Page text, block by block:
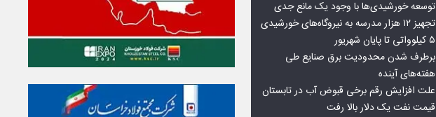
توسعه خورشیدی‌ها با وجود یک مانع جدی
تجهیز ۱۲ هزار مدرسه به نیروگاه‌های خورشیدی
۵ کیلوواتی تا پایان شهریور
برطرف شدن محدودیت‌ برق صنایع طی
هفته‌های آینده
علت افزایش رقم برخی قبوض آب در تابستان
قیمت نفت یک دلار بالا رفت